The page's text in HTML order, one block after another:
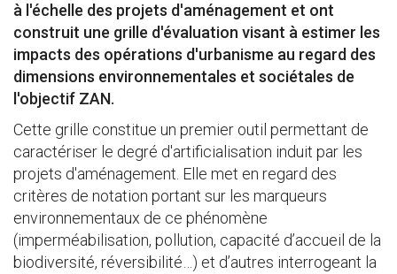
à l'échelle des projets d'aménagement et ont
construit une grille d'évaluation visant à estimer les
impacts des opérations d'urbanisme au regard des
dimensions environnementales et sociétales de
l'objectif ZAN.
Cette grille constitue un premier outil permettant de
caractériser le degré d'artificialisation induit par les
projets d'aménagement. Elle met en regard des
critères de notation portant sur les marqueurs
environnementaux de ce phénomène
(imperméabilisation, pollution, capacité d’accueil de la
biodiversité, réversibilité…) et d’autres interrogeant la